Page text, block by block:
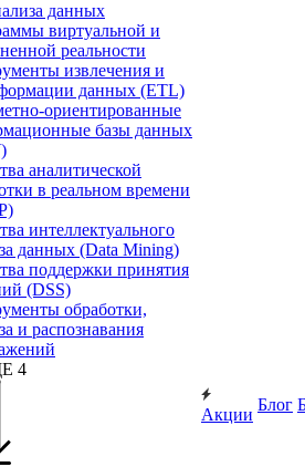
данных
виртуальной и
реальности
извлечения и
данных (ETL)
ориентированные
базы данных
аналитической
в реальном времени
интеллектуального
данных (Data Mining)
поддержки принятия
(DSS)
обработки,
и распознавания
4
Акции
Блог